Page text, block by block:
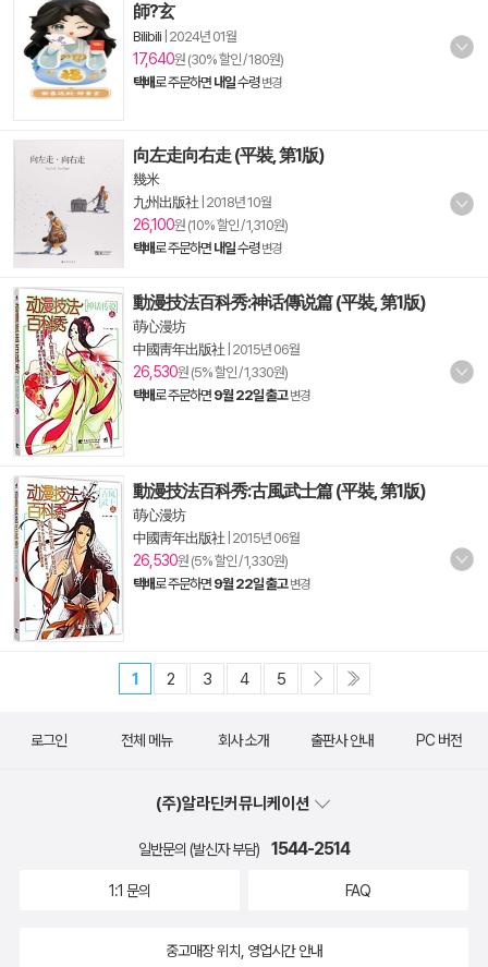
師?玄
Bilibili 2024년 01월
17,640원 (30% 할인 / 180원)
택배로 주문하면 내일수령 변경
向左走向右走 (平裝, 第1版)
幾米
九州出版社 2018년 10월
26,100원 (10% 할인 / 1,310원)
택배로 주문하면 내일수령 변경
動漫技法百科秀:神话傳说篇 (平裝, 第1版)
萌心漫坊
中國靑年出版社 2015년 06월
26,530원 (5% 할인 / 1,330원)
택배로 주문하면 9월 22일 출고 변경
動漫技法百科秀:古風武士篇 (平裝, 第1版)
萌心漫坊
中國靑年出版社 2015년 06월
26,530원 (5% 할인 / 1,330원)
택배로 주문하면 9월 22일 출고 변경
1 2 3 4 5
로그인 전체 메뉴 회사 소개 출판사 안내 PC 버전
(주)알라딘커뮤니케이션
일반문의 (발신자 부담) 1544-2514
1:1 문의 FAQ
중고매장 위치, 영업시간 안내